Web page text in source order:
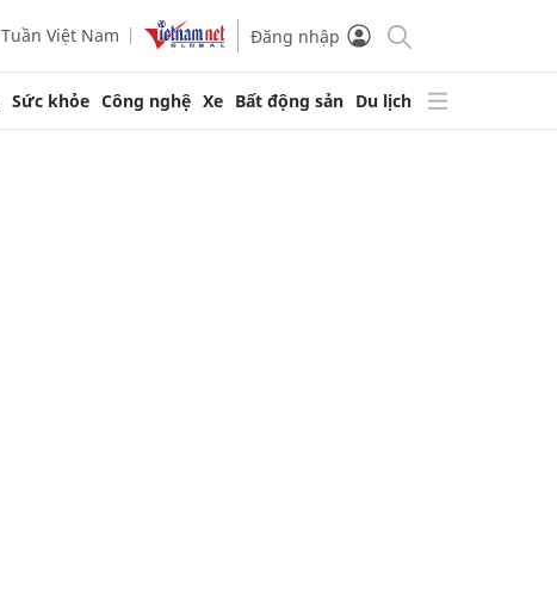
Tuần Việt Nam Đăng nhập
Sức khỏe Công nghệ Xe Bất động sản Du lịch